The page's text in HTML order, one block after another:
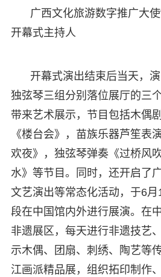
广西文化旅游数字推广大
开幕式主持人
开幕式演出结束后当天，
独弦琴三组分别落位展厅的三
带来艺术展示，节目包括木偶
《楼台会》，苗族乐器芦笙表
欢夜》，独弦琴弹奏《过桥风
水》等节目。同时，还开启了
文艺演出等常态化活动，于6
段在中国馆内外进行展演。在
非遗展区，每天进行非遗技艺
示木偶、团扇、刺绣、陶艺等
江画派精品展，组织拓印制作